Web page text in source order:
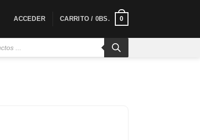
ACCEDER CARRITO / 0BS. 0